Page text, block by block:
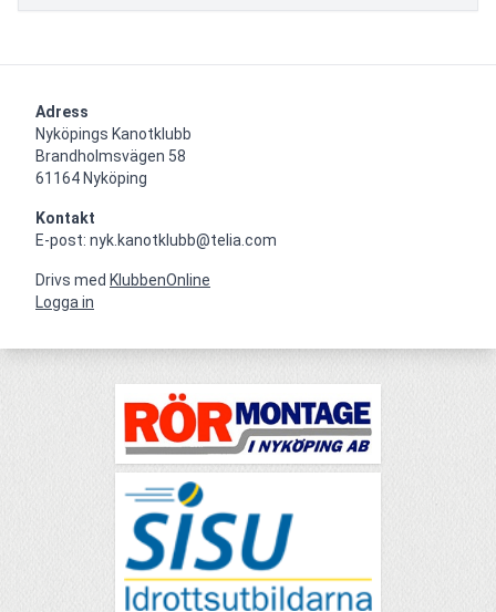
Adress
Nyköpings Kanotklubb
Brandholmsvägen 58
61164 Nyköping
Kontakt
E-post: nyk.kanotklubb@telia.com
Drivs med KlubbenOnline
Logga in